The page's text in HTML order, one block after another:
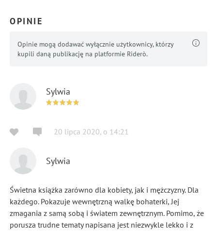
OPINIE
Opinie mogą dodawać wyłącznie użytkownicy, którzy
kupili daną publikację na platformie Riderò.
Sylwia
20 lipca 2020, o 14:21
Sylwia
Świetna książka zarówno dla kobiety, jak i mężczyzny. Dla
każdego. Pokazuje wewnętrzną walkę bohaterki, Jej
zmagania z samą sobą i światem zewnętrznym. Pomimo, że
porusza trudne tematy napisana jest niezwykle lekko i z